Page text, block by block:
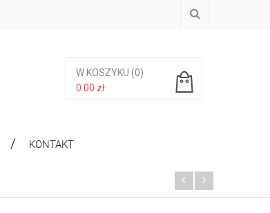
W KOSZYKU (0)
0.00 zł
KONTAKT